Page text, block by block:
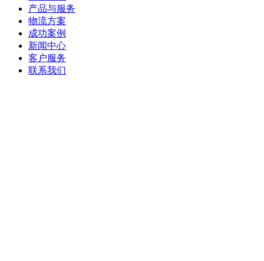
产品与服务
物流方案
成功案例
新闻中心
客户服务
联系我们